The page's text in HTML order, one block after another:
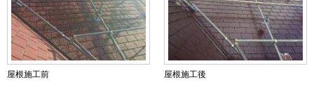
屋根施工前 屋根施工後